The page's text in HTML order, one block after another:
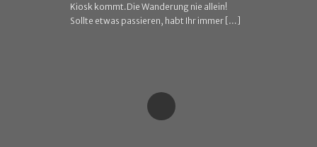
Kiosk kommt.Die Wanderung nie allein!
Sollte etwas passieren, habt Ihr immer […]